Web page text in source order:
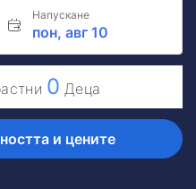
Напускане
пон, авг 10
0 Деца
и цените